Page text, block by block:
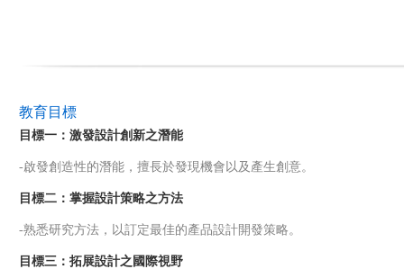
教育目標
目標一：激發設計創新之潛能
-啟發創造性的潛能，擅長於發現機會以及產生創意。
目標二：掌握設計策略之方法
-熟悉研究方法，以訂定最佳的產品設計開發策略。
目標三：拓展設計之國際視野